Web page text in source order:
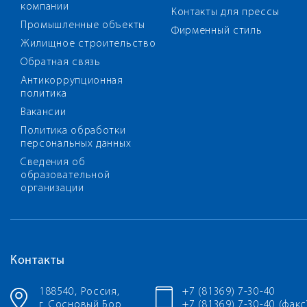
компании
Промышленные объекты
Жилищное строительство
Обратная связь
Антикоррупционная
политика
Вакансии
Политика обработки
персональных данных
Сведения об
образовательной
организации
Контакты для прессы
Фирменный стиль
Контакты
188540, Россия,
+7 (81369) 7-30-40